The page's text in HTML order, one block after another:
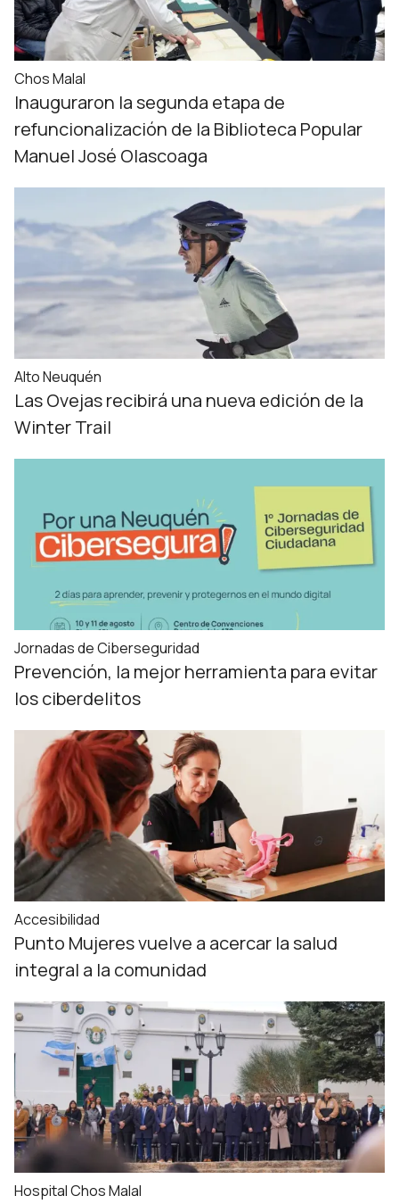
Chos Malal
Inauguraron la segunda etapa de
refuncionalización de la Biblioteca Popular
Manuel José Olascoaga
Alto Neuquén
Las Ovejas recibirá una nueva edición de la
Winter Trail
Jornadas de Ciberseguridad
Prevención, la mejor herramienta para evitar
los ciberdelitos
Accesibilidad
Punto Mujeres vuelve a acercar la salud
integral a la comunidad
Hospital Chos Malal